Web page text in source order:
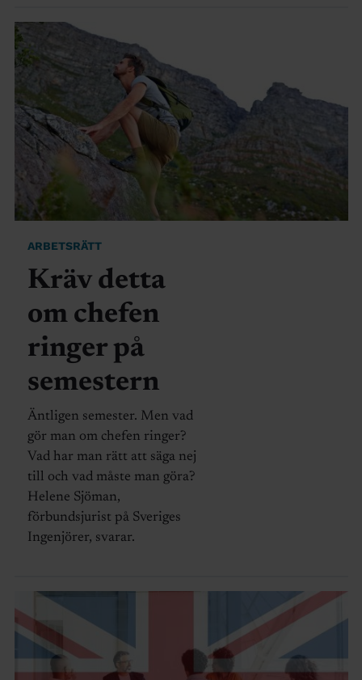
ARBETSRÄTT
Kräv detta
om chefen
ringer på
semestern
Äntligen semester. Men vad
gör man om chefen ringer?
Vad har man rätt att säga nej
till och vad måste man göra?
Helene Sjöman,
förbundsjurist på Sveriges
Ingenjörer, svarar.